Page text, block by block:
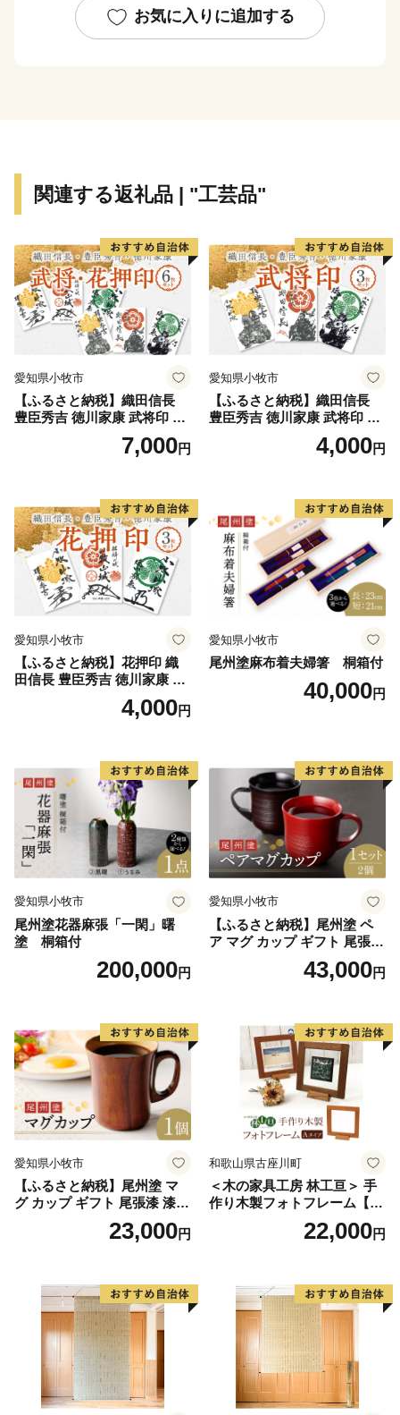
任せ干物セット が紹介されました！
👉お任せ干物セット
お気に入りに追加する
関連する返礼品 | "工芸品"
愛知県小牧市
【ふるさと納税】織田信長
豊臣秀吉 徳川家康 武将印 花
押印 6枚 セット イラスト 戦
国 武将 小牧山城 墨絵 龍画師
グッズ 愛知県 小牧市 お取り
寄せ 送料無料
7,000円
愛知県小牧市
【ふるさと納税】織田信長
豊臣秀吉 徳川家康 武将印 3
枚 セット イラスト 戦国 武将
小牧山城 墨絵 龍画師 書道ア
愛知県 小牧市 お取り寄せ 送
料無料
4,000円
愛知県小牧市
【ふるさと納税】花押印 織
田信長 豊臣秀吉 徳川家康 3
枚 セット 戦国 武将 小牧山城
墨絵 龍画師 書道アーティス
牧市 お取り寄せ 送料無料
4,000円
愛知県小牧市
尾州塗麻布着夫婦箸 桐箱付
40,000円
愛知県小牧市
尾州塗花器麻張「一閑」曙
塗 桐箱付
200,000円
愛知県小牧市
【ふるさと納税】尾州塗 ペ
ア マグ カップ ギフト 尾張漆
漆 漆器 漆器工芸 工芸品 芸術
性 実用性 抗菌性 美味しく安
抗ウイルス効果 お取り寄せ
愛知県 小牧市 送料無料
43,000円
愛知県小牧市
【ふるさと納税】尾州塗 マ
グ カップ ギフト 尾張漆 漆
漆器 漆器工芸 工芸品 芸術性
実用性 抗菌性 美味しく安全
ウイルス効果 お取り寄せ 愛
知県 小牧市 送料無料
23,000円
和歌山県古座川町
＜木の家具工房 林工亘＞ 手
作り木製フォトフレーム【A
22,000円